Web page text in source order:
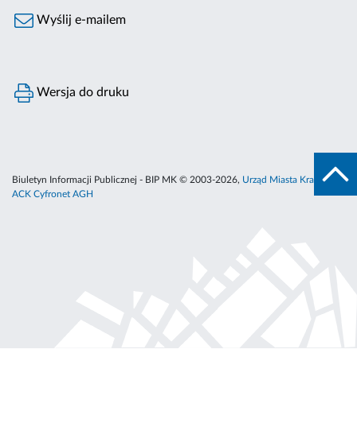
Wyślij e-mailem
Wersja do druku
Biuletyn Informacji Publicznej - BIP MK © 2003-2026, Urząd Miasta Krakowa
ACK Cyfronet AGH